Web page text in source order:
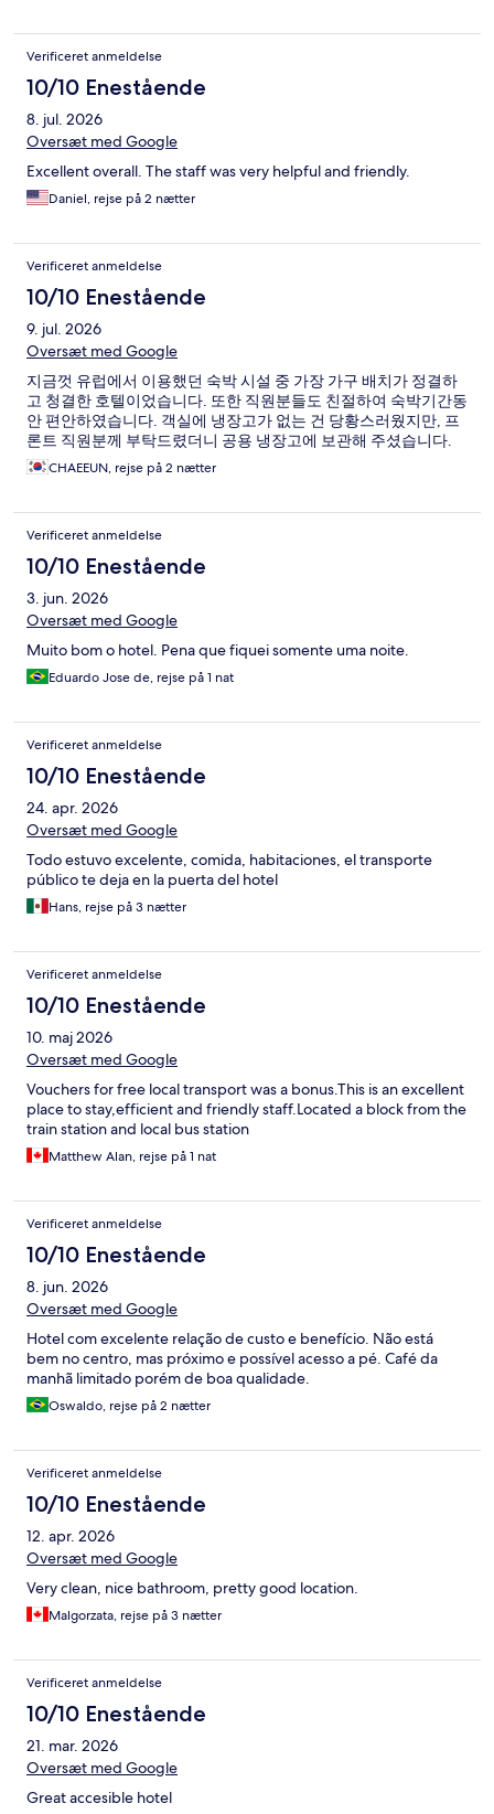
Verificeret anmeldelse
10/10 Enestående
8. jul. 2026
Oversæt med Google
Excellent overall. The staff was very helpful and friendly.
Daniel, rejse på 2 nætter
Verificeret anmeldelse
10/10 Enestående
9. jul. 2026
Oversæt med Google
지금껏 유럽에서 이용했던 숙박 시설 중 가장 가구 배치가 정결하
고 청결한 호텔이었습니다. 또한 직원분들도 친절하여 숙박기간동
안 편안하였습니다. 객실에 냉장고가 없는 건 당황스러웠지만, 프
론트 직원분께 부탁드렸더니 공용 냉장고에 보관해 주셨습니다.
CHAEEUN, rejse på 2 nætter
Verificeret anmeldelse
10/10 Enestående
3. jun. 2026
Oversæt med Google
Muito bom o hotel. Pena que fiquei somente uma noite.
Eduardo Jose de, rejse på 1 nat
Verificeret anmeldelse
10/10 Enestående
24. apr. 2026
Oversæt med Google
Todo estuvo excelente, comida, habitaciones, el transporte
público te deja en la puerta del hotel
Hans, rejse på 3 nætter
Verificeret anmeldelse
10/10 Enestående
10. maj 2026
Oversæt med Google
Vouchers for free local transport was a bonus.This is an excellent
place to stay,efficient and friendly staff.Located a block from the
train station and local bus station
Matthew Alan, rejse på 1 nat
Verificeret anmeldelse
10/10 Enestående
8. jun. 2026
Oversæt med Google
Hotel com excelente relação de custo e benefício. Não está
bem no centro, mas próximo e possível acesso a pé. Café da
manhã limitado porém de boa qualidade.
Oswaldo, rejse på 2 nætter
Verificeret anmeldelse
10/10 Enestående
12. apr. 2026
Oversæt med Google
Very clean, nice bathroom, pretty good location.
Malgorzata, rejse på 3 nætter
Verificeret anmeldelse
10/10 Enestående
21. mar. 2026
Oversæt med Google
Great accesible hotel